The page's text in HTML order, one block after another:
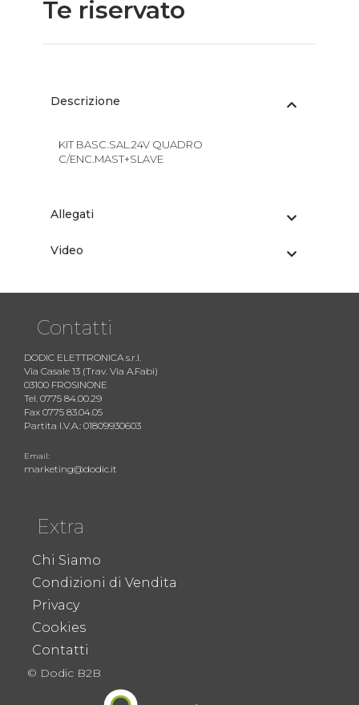
Te riservato
Descrizione
KIT BASC.SAL.24V QUADRO
C/ENC.MAST+SLAVE
Allegati
Video
Contatti
DODIC ELETTRONICA s.r.l.
Via Casale 13 (Trav. Via A.Fabi)
03100 FROSINONE
Tel. 0775 84.00.29
Fax 0775 83.04.05
Partita I.V.A.: 01809930603
Email:
marketing@dodic.it
Extra
Chi Siamo
Condizioni di Vendita
Privacy
Cookies
Contatti
© Dodic B2B